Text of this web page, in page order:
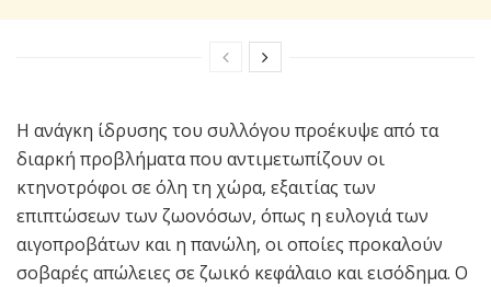
Η ανάγκη ίδρυσης του συλλόγου προέκυψε από τα
διαρκή προβλήματα που αντιμετωπίζουν οι
κτηνοτρόφοι σε όλη τη χώρα, εξαιτίας των
επιπτώσεων των ζωονόσων, όπως η ευλογιά των
αιγοπροβάτων και η πανώλη, οι οποίες προκαλούν
σοβαρές απώλειες σε ζωικό κεφάλαιο και εισόδημα. Ο